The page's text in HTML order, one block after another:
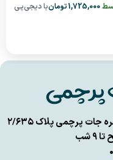
1,725,000تومانبا دیجی‌پی
جات پرچمی پلاک ۲/۶۳۵